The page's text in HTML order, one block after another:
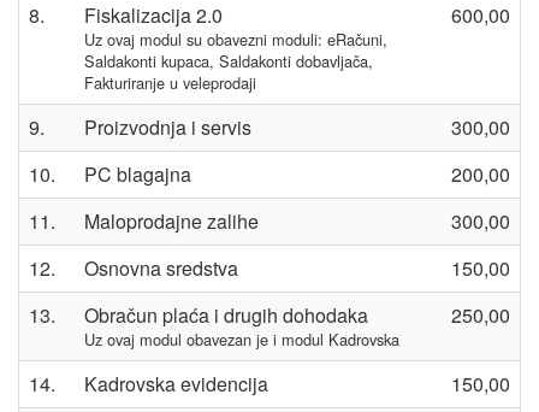
8.
Fiskalizacija 2.0
Uz ovaj modul su obavezni moduli: eRačuni,
Saldakonti kupaca, Saldakonti dobavljača,
Fakturiranje u veleprodaji
600,00
9. Proizvodnja i servis
300,00
10.
PC blagajna
200,00
11.
Maloprodajne zalihe
300,00
12.
Osnovna sredstva
150,00
13.
Obračun plaća i drugih dohodaka
Uz ovaj modul obavezan je i modul Kadrovska
250,00
14. Kadrovska evidencija
150,00